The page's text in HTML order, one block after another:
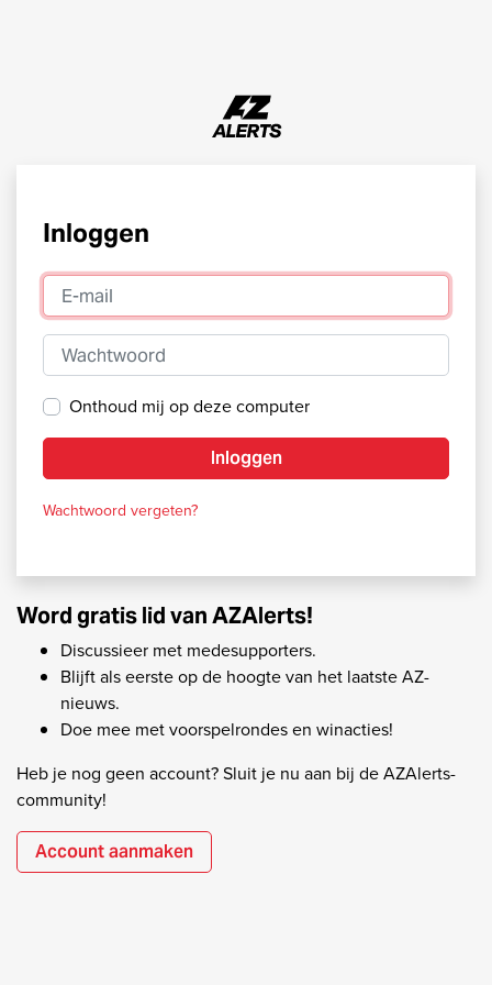
Inloggen
E-mail
Wachtwoord
Onthoud mij op deze computer
Inloggen
Wachtwoord vergeten?
Word gratis lid van AZAlerts!
Discussieer met medesupporters.
Blijft als eerste op de hoogte van het laatste AZ-
nieuws.
Doe mee met voorspelrondes en winacties!
Heb je nog geen account? Sluit je nu aan bij de AZAlerts-
community!
Account aanmaken